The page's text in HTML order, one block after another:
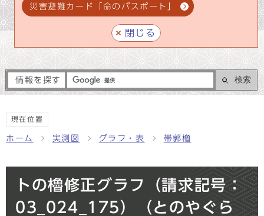
災害避難カード「命のパスポート」
閉じる
情報を探す 検索
現在位置
ホーム 実測図 グラフ・表 帯郭櫓
トの櫓修正グラフ（請求記号：
03_024_175）（とのやぐら